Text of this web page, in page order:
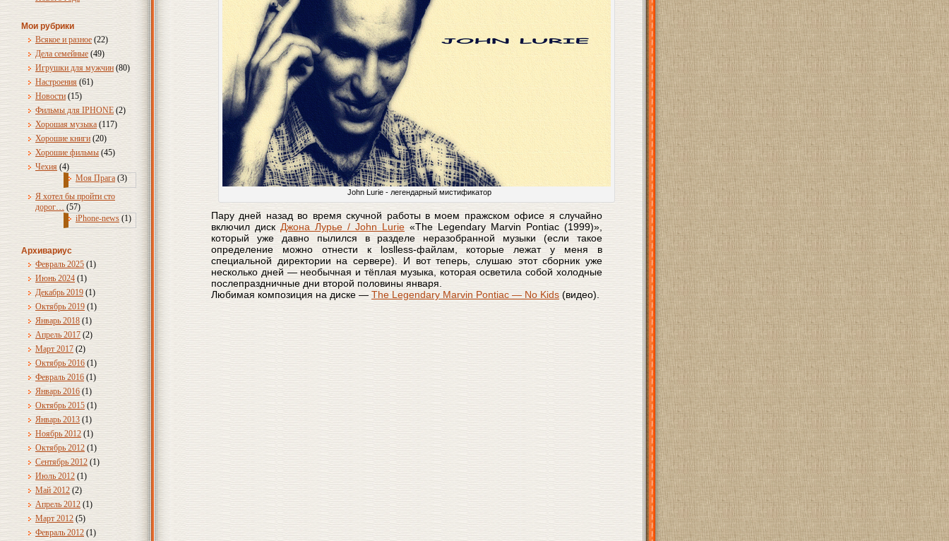
Мои рубрики
Всякое и разное (22)
Дела семейные (49)
Игрушки для мужчин (80)
Настроения (61)
Новости (15)
Фильмы для IPHONE (2)
Хорошая музыка (117)
Хорошие книги (20)
Хорошие фильмы (45)
Чехия (4)
Моя Прага (3)
Я хотел бы пройти сто
дорог… (57)
iPhone-news (1)
Архивариус
Февраль 2025 (1)
Июнь 2024 (1)
Декабрь 2019 (1)
Октябрь 2019 (1)
Январь 2018 (1)
Апрель 2017 (2)
Март 2017 (2)
Октябрь 2016 (1)
Февраль 2016 (1)
Январь 2016 (1)
Октябрь 2015 (1)
Январь 2013 (1)
Ноябрь 2012 (1)
Октябрь 2012 (1)
Сентябрь 2012 (1)
Июль 2012 (1)
Май 2012 (2)
Апрель 2012 (1)
Март 2012 (5)
Февраль 2012 (1)
John Lurie - легендарный мистификатор
Пару дней назад во время скучной работы в моем пражском офисе я случайно
включил диск Джона Лурье / John Lurie «The Legendary Marvin Pontiac (1999)»,
который уже давно пылился в разделе неразобранной музыки (если такое
определение можно отнести к loslless-файлам, которые лежат у меня в
специальной директории на сервере). И вот теперь, слушаю этот сборник уже
несколько дней — необычная и тёплая музыка, которая осветила собой холодные
послепраздничные дни второй половины января.
Любимая композиция на диске — The Legendary Marvin Pontiac — No Kids (видео).